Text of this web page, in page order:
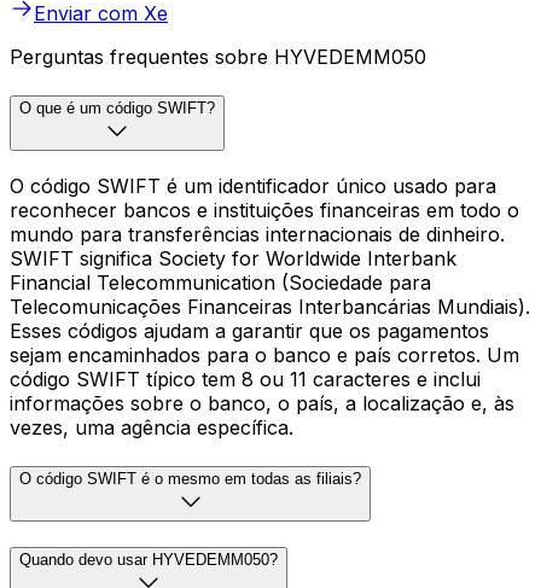
Enviar com Xe
Perguntas frequentes sobre HYVEDEMM050
O que é um código SWIFT?
O código SWIFT é um identificador único usado para
reconhecer bancos e instituições financeiras em todo o
mundo para transferências internacionais de dinheiro.
SWIFT significa Society for Worldwide Interbank
Financial Telecommunication (Sociedade para
Telecomunicações Financeiras Interbancárias Mundiais).
Esses códigos ajudam a garantir que os pagamentos
sejam encaminhados para o banco e país corretos. Um
código SWIFT típico tem 8 ou 11 caracteres e inclui
informações sobre o banco, o país, a localização e, às
vezes, uma agência específica.
O código SWIFT é o mesmo em todas as filiais?
Quando devo usar HYVEDEMM050?